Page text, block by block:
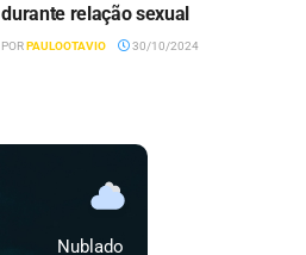
durante relação sexual
PORPAULOOTAVIO 30/10/2024
Nublado